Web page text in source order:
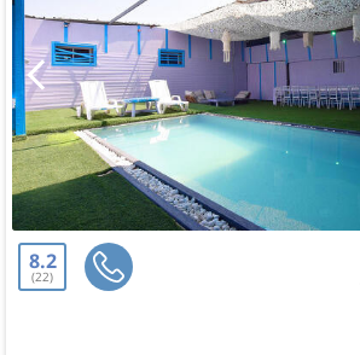
8.2
22